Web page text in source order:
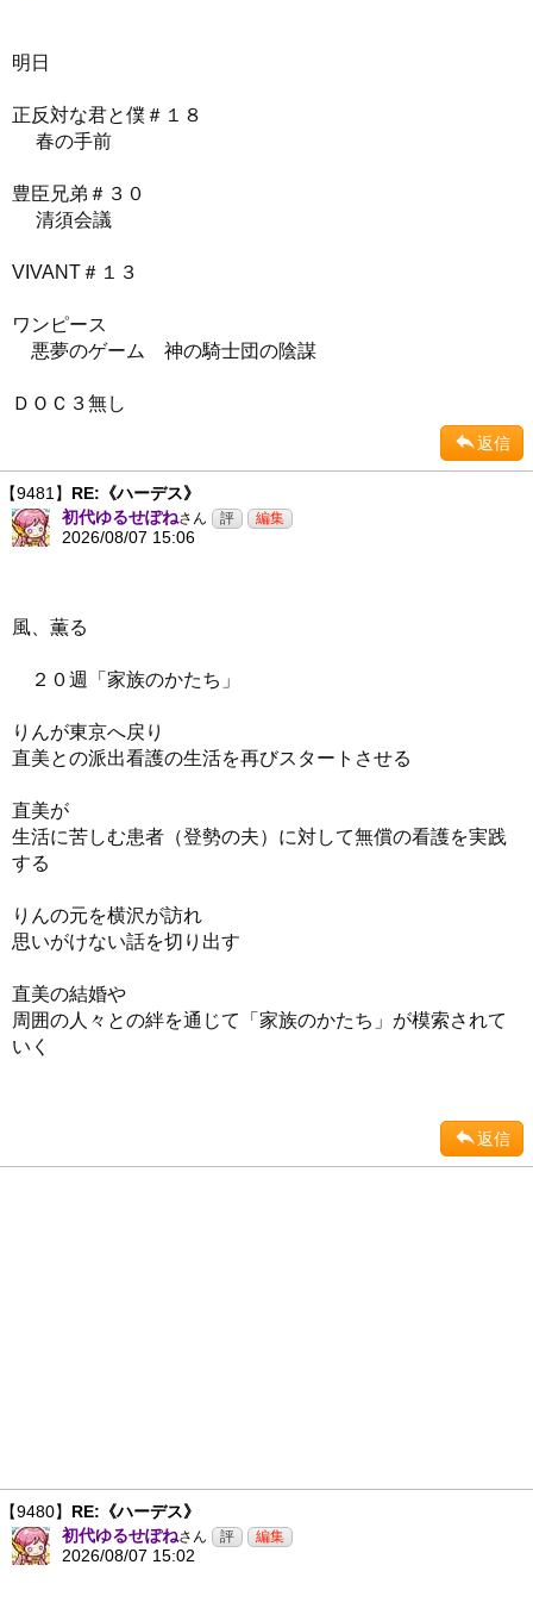
明日
正反対な君と僕＃１８
春の手前
豊臣兄弟＃３０
清須会議
VIVANT＃１３
ワンピース
悪夢のゲーム 神の騎士団の陰謀
ＤＯＣ３無し
返信
【9481】 RE:《ハーデス》
初代ゆるせぽねさん
2026/08/07 15:06
風、薫る
２０週「家族のかたち」
りんが東京へ戻り
直美との派出看護の生活を再びスタートさせる
直美が
生活に苦しむ患者（登勢の夫）に対して無償の看護を実践
する
りんの元を横沢が訪れ
思いがけない話を切り出す
直美の結婚や
周囲の人々との絆を通じて「家族のかたち」が模索されて
いく
返信
【9480】 RE:《ハーデス》
初代ゆるせぽねさん
2026/08/07 15:02